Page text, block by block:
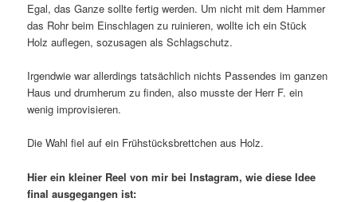
Egal, das Ganze sollte fertig werden. Um nicht mit dem Hammer
das Rohr beim Einschlagen zu ruinieren, wollte ich ein Stück
Holz auflegen, sozusagen als Schlagschutz.
Irgendwie war allerdings tatsächlich nichts Passendes im ganzen
Haus und drumherum zu finden, also musste der Herr F. ein
wenig improvisieren.
Die Wahl fiel auf ein Frühstücksbrettchen aus Holz.
Hier ein kleiner Reel von mir bei Instagram, wie diese Idee
final ausgegangen ist: